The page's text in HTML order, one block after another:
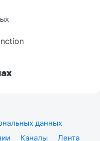
данных
Каналы
Лента